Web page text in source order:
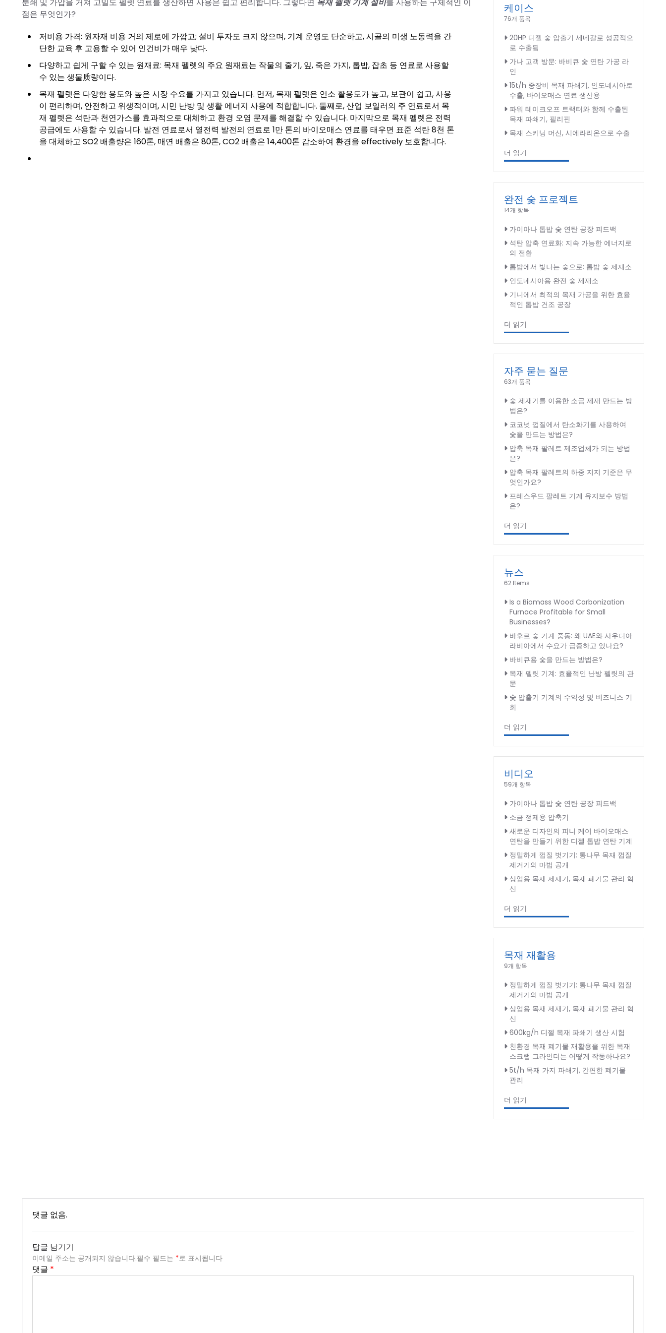
점은 무엇인가?
저비용 가격: 원자재 비용 거의 제로에 가깝고; 설비 투자도 크지 않으며, 기계 운영도 단순하고, 시골의 미생 노동력을 간
단한 교육 후 고용할 수 있어 인건비가 매우 낮다.
다양하고 쉽게 구할 수 있는 원재료: 목재 펠렛의 주요 원재료는 작물의 줄기, 잎, 죽은 가지, 톱밥, 잡초 등 연료로 사용할
수 있는 생물质량이다.
목재 펠렛은 다양한 용도와 높은 시장 수요를 가지고 있습니다. 먼저, 목재 펠렛은 연소 활용도가 높고, 보관이 쉽고, 사용
이 편리하며, 안전하고 위생적이며, 시민 난방 및 생활 에너지 사용에 적합합니다. 둘째로, 산업 보일러의 주 연료로서 목
재 펠렛은 석탄과 천연가스를 효과적으로 대체하고 환경 오염 문제를 해결할 수 있습니다. 마지막으로 목재 펠렛은 전력
공급에도 사용할 수 있습니다. 발전 연료로서 열전력 발전의 연료로 1만 톤의 바이오매스 연료를 태우면 표준 석탄 8천 톤
을 대체하고 SO2 배출량은 160톤, 매연 배출은 80톤, CO2 배출은 14,400톤 감소하여 환경을 effectively 보호합니다.
케이스
76개 품목
20HP 디젤 숯 압출기 세네갈로 성공적으
로 수출됨
가나 고객 방문: 바비큐 숯 연탄 가공 라
인
15t/h 중장비 목재 파쇄기, 인도네시아로
수출, 바이오매스 연료 생산용
파워 테이크오프 트랙터와 함께 수출된
목재 파쇄기, 필리핀
목재 스키닝 머신, 시에라리온으로 수출
더 읽기
완전 숯 프로젝트
14개 항목
가이아나 톱밥 숯 연탄 공장 피드백
석탄 압축 연료화: 지속 가능한 에너지로
의 전환
톱밥에서 빛나는 숯으로: 톱밥 숯 제재소
인도네시아용 완전 숯 제재소
기니에서 최적의 목재 가공을 위한 효율
적인 톱밥 건조 공장
더 읽기
자주 묻는 질문
63개 품목
숯 제재기를 이용한 소금 제재 만드는 방
법은?
코코넛 껍질에서 탄소화기를 사용하여
숯을 만드는 방법은?
압축 목재 팔레트 제조업체가 되는 방법
은?
압축 목재 팔레트의 하중 지지 기준은 무
엇인가요?
프레스우드 팔레트 기계 유지보수 방법
은?
더 읽기
뉴스
62 Items
Is a Biomass Wood Carbonization
Furnace Profitable for Small
Businesses?
바후르 숯 기계 중동: 왜 UAE와 사우디아
라비아에서 수요가 급증하고 있나요?
바비큐용 숯을 만드는 방법은?
목재 펠릿 기계: 효율적인 난방 펠릿의 관
문
숯 압출기 기계의 수익성 및 비즈니스 기
회
더 읽기
비디오
59개 항목
가이아나 톱밥 숯 연탄 공장 피드백
소금 정제용 압축기
새로운 디자인의 피니 케이 바이오매스
연탄을 만들기 위한 디젤 톱밥 연탄 기계
정밀하게 껍질 벗기기: 통나무 목재 껍질
제거기의 마법 공개
상업용 목재 제재기, 목재 폐기물 관리 혁
신
더 읽기
목재 재활용
9개 항목
정밀하게 껍질 벗기기: 통나무 목재 껍질
제거기의 마법 공개
상업용 목재 제재기, 목재 폐기물 관리 혁
신
600kg/h 디젤 목재 파쇄기 생산 시험
친환경 목재 폐기물 재활용을 위한 목재
스크랩 그라인더는 어떻게 작동하나요?
5t/h 목재 가지 파쇄기, 간편한 폐기물
관리
더 읽기
댓글 없음.
답글 남기기
이메일 주소는 공개되지 않습니다.필수 필드는 *로 표시됩니다
댓글 *